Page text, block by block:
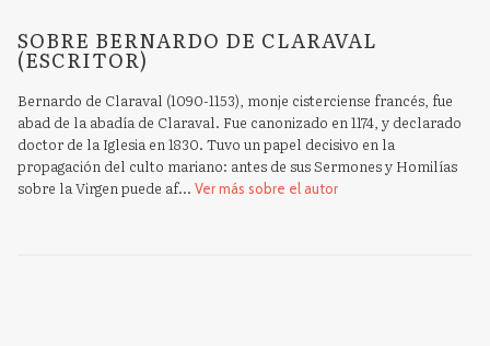
SOBRE BERNARDO DE CLARAVAL
(ESCRITOR)
Bernardo de Claraval (1090-1153), monje cisterciense francés, fue
abad de la abadía de Claraval. Fue canonizado en 1174, y declarado
doctor de la Iglesia en 1830. Tuvo un papel decisivo en la
propagación del culto mariano: antes de sus Sermones y Homilías
sobre la Virgen puede af... Ver más sobre el autor